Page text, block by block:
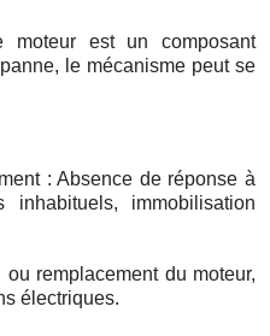
moteur est un composant
le mécanisme peut se
: Absence de réponse à
inhabituels, immobilisation
remplacement du moteur,
électriques.